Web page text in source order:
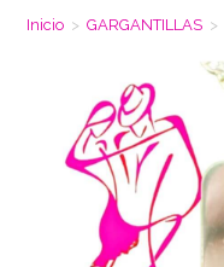
Inicio > GARGANTILLAS >